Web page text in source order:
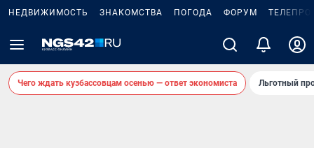
НЕДВИЖИМОСТЬ ЗНАКОМСТВА ПОГОДА ФОРУМ
Чего ждать кузбассовцам осенью — ответ экономиста Льготный